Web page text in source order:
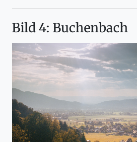
Bild 4: Buchenbach